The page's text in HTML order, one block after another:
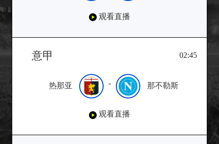
观看直播
意甲 02:45
热那亚 - 那不勒斯
观看直播